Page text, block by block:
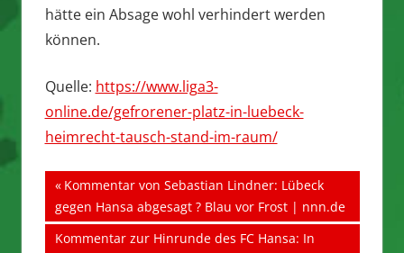
hätte ein Absage wohl verhindert werden
können.
Quelle: https://www.liga3-
online.de/gefrorener-platz-in-luebeck-
heimrecht-tausch-stand-im-raum/
Beitragsnavigation
Vorheriger
Beitrag:
Kommentar von Sebastian Lindner: Lübeck
gegen Hansa abgesagt ? Blau vor Frost | nnn.de
Nächster
Kommentar zur Hinrunde des FC Hansa: In